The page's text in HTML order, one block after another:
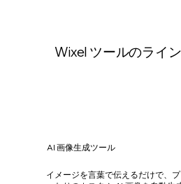
Wixel ツールのライ
AI 画像生成ツール
イメージを言葉で伝えるだけで、